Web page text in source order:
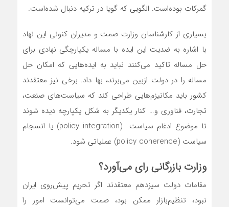
گمرکات بوده‌است. الگویی که گویا در ترکیه دنبال شده‌است.
بسیاری از کارشناسان وزارت صمت و مدیران کنونی این نهاد
با اشاره به ضدیت این ایده با مساله یکپارچگی نهادی برای
حل مساله تاکید می‌کنند نباید به ایده‌هایی که امکان حل
مساله را در دولت ازبین می‌برند، بها داد. برخی نیز معتقدند
کشور باید مکانیزم‌هایی طراحی کند که سیاست‌های صنعت،
تجارت، فناوری و… کنار یکدیگر به شکل یکپارچه دیده شوند
تا موضوع ادغام سیاست (policy integration) یا انسجام
سیاست (policy coherence) عملیاتی شود.
وزارت بازرگانی رای می‌آورد؟
مقامات دولت سیزدهم معتقدند اگر تحریم پیش‌روی ایران
نبود، تنظیم‌بازار ممکن بود، صمت می‌توانست امور را